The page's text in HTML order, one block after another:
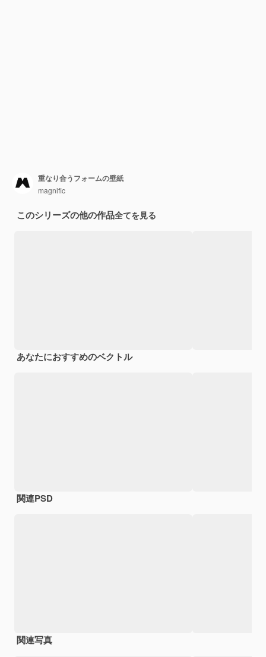
重なり合うフォームの壁紙
magnific
このシリーズの他の作品全てを見る
あなたにおすすめのベクトル
関連PSD
関連写真